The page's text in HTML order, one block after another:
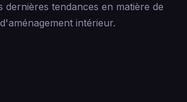
dernières tendances en matière de
intérieur.